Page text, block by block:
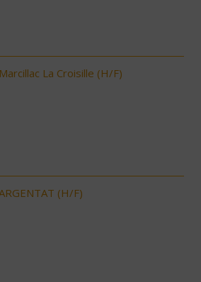
La Croisille (H/F)
(H/F)